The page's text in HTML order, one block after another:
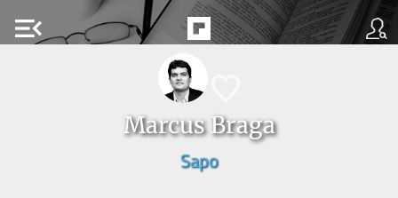
menu_open
Marcus Braga
Sapo